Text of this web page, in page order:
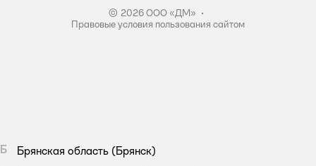
© 2026 ООО «ДМ» •
Правовые условия пользования сайтом
Б Брянская область (Брянск)